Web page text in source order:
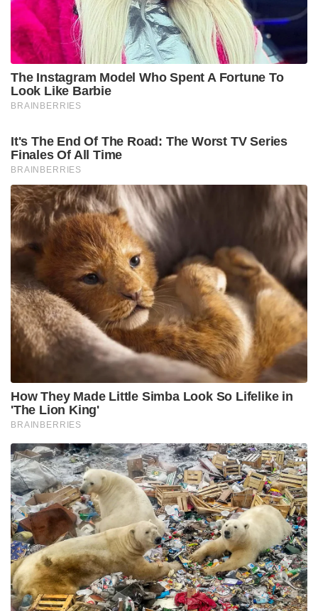
നേതാവായാലും പാർട്ടിക്ക് വിലപ്പെട്ടതാണ്.എന്നാൽ
എല്ലാത്തിലും വലുതാണ് പാർട്ടിയെന്നും അദ്ദേഹം
പറഞ്ഞു. സിപിഎമ്മിൻറെ സംസ്ഥാന
സെക്രട്ടറിയേറ്റിലും കേന്ദ്ര കമ്മിറ്റിയിലും ഇടം കിട്ടാത്ത
സാഹചര്യത്തിൽ പി ജയരാജനെ പുകഴ്ത്തി
കണ്ണൂരിലെ ചിവലയിടങ്ങളിൽ ഫ്‌ളക്‌സ് ബോർഡുകൾ
ചോദ്യത്തിന് മറുപടി നൽകുകയായിരുന്നു അദ്ദേഹം.
Tags: cpim